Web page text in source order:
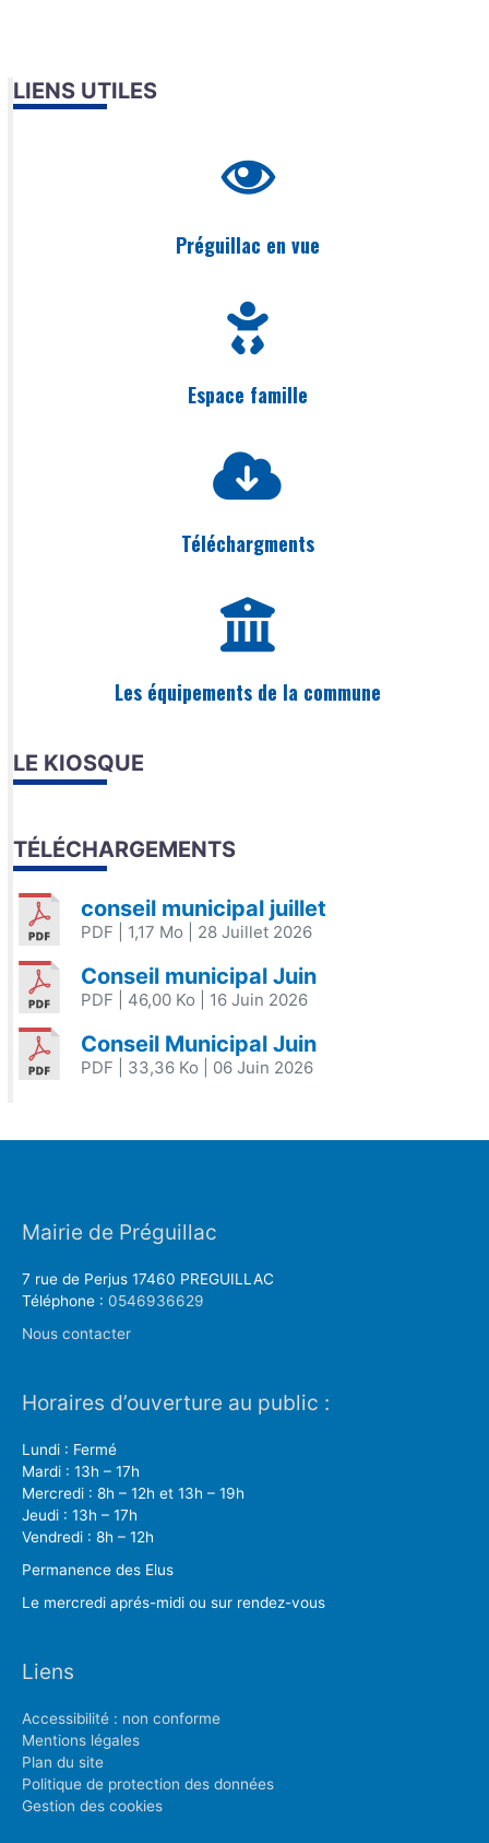
LIENS UTILES
Préguillac en vue
Espace famille
Téléchargments
Les équipements de la commune
LE KIOSQUE
TÉLÉCHARGEMENTS
conseil municipal juillet
PDF | 1,17 Mo | 28 Juillet 2026
Conseil municipal Juin
PDF | 46,00 Ko | 16 Juin 2026
Conseil Municipal Juin
PDF | 33,36 Ko | 06 Juin 2026
Mairie de Préguillac
7 rue de Perjus 17460 PREGUILLAC
Téléphone : 0546936629
Nous contacter
Horaires d’ouverture au public :
Lundi : Fermé
Mardi : 13h – 17h
Mercredi : 8h – 12h et 13h – 19h
Jeudi : 13h – 17h
Vendredi : 8h – 12h
Permanence des Elus
Le mercredi aprés-midi ou sur rendez-vous
Liens
Accessibilité : non conforme
Mentions légales
Plan du site
Politique de protection des données
Gestion des cookies